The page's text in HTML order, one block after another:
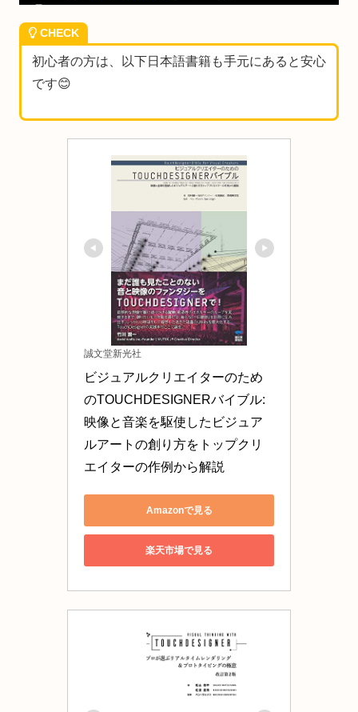
CHECK
初心者の方は、以下日本語書籍も手元にあると安心
です😊
誠文堂新光社
ビジュアルクリエイターのため
のTOUCHDESIGNERバイブル:
映像と音楽を駆使したビジュア
ルアートの創り方をトップクリ
エイターの作例から解説
Amazonで見る
楽天市場で見る